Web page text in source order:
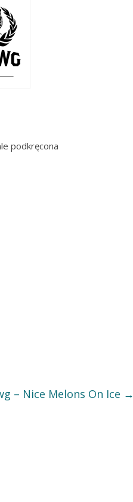
podkręcona
– Nice Melons On Ice →